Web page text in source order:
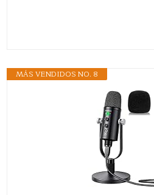
MÁS VENDIDOS NO. 8